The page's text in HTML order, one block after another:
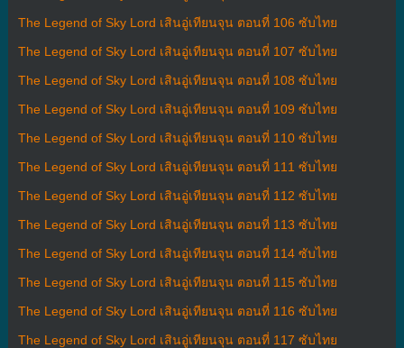
The Legend of Sky Lord เสินอู่เทียนจุน ตอนที่ 106 ซับไทย
The Legend of Sky Lord เสินอู่เทียนจุน ตอนที่ 107 ซับไทย
The Legend of Sky Lord เสินอู่เทียนจุน ตอนที่ 108 ซับไทย
The Legend of Sky Lord เสินอู่เทียนจุน ตอนที่ 109 ซับไทย
The Legend of Sky Lord เสินอู่เทียนจุน ตอนที่ 110 ซับไทย
The Legend of Sky Lord เสินอู่เทียนจุน ตอนที่ 111 ซับไทย
The Legend of Sky Lord เสินอู่เทียนจุน ตอนที่ 112 ซับไทย
The Legend of Sky Lord เสินอู่เทียนจุน ตอนที่ 113 ซับไทย
The Legend of Sky Lord เสินอู่เทียนจุน ตอนที่ 114 ซับไทย
The Legend of Sky Lord เสินอู่เทียนจุน ตอนที่ 115 ซับไทย
The Legend of Sky Lord เสินอู่เทียนจุน ตอนที่ 116 ซับไทย
The Legend of Sky Lord เสินอู่เทียนจุน ตอนที่ 117 ซับไทย